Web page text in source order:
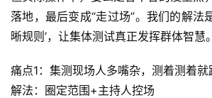
落地，最后变成“走过场”。我们的解法
晰规则’，让集体测试真正发挥群体智慧。
痛点1：集测现场人多嘴杂，测着测着就
解法：圈定范围+主持人控场